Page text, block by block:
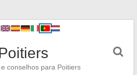
conselhos para Poitiers